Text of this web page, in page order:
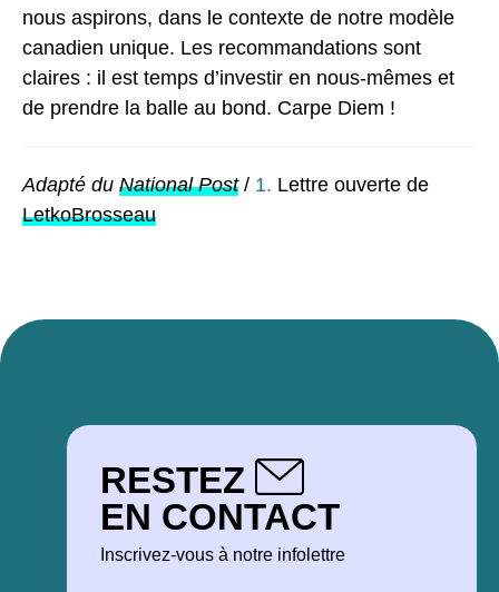
nous aspirons, dans le contexte de notre modèle
canadien unique. Les recommandations sont
claires : il est temps d’investir en nous-mêmes et
de prendre la balle au bond. Carpe Diem !
Adapté du National Post/ 1. Lettre ouverte de
LetkoBrosseau
RESTEZ
EN CONTACT
Inscrivez-vous à notre infolettre